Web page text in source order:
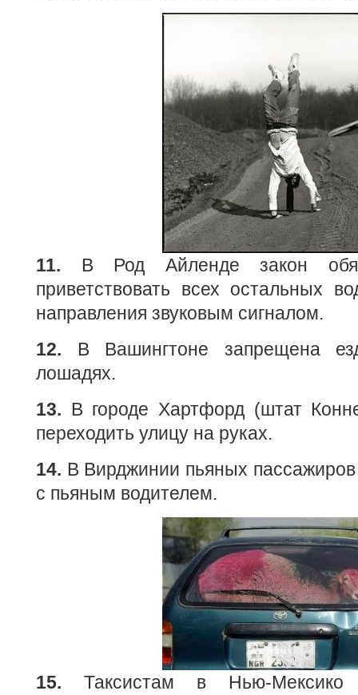
11. В Род Айленде закон
приветствовать всех остальных
направления звуковым сигналом.
12. В Вашингтоне запрещена
лошадях.
13. В городе Хартфорд (штат
переходить улицу на руках.
14. В Вирджинии пьяных
с пьяным водителем.
15. Таксистам в Нью-Мексико